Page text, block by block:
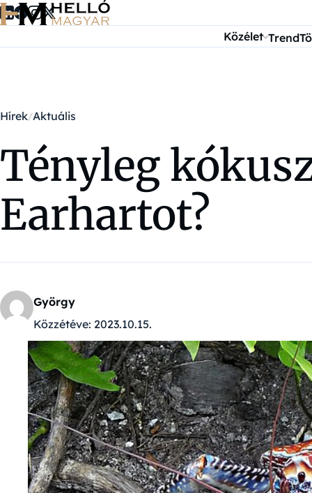
Ugrás a tartalomra
Közélet Trend
Hírek Aktuális
Tényleg
Earhartot?
György
Közzétéve: 2023.10.15.